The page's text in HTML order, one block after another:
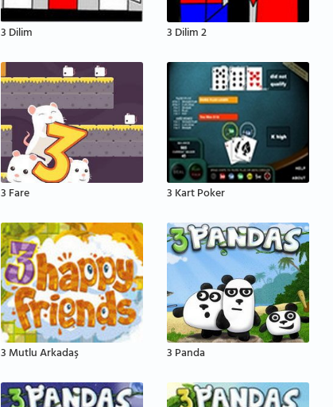
3 Dilim 3 Dilim 2
3 Fare 3 Kart Poker
3 Mutlu Arkadaş 3 Panda